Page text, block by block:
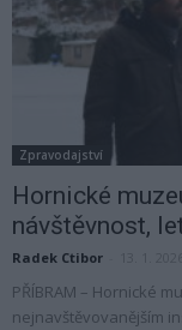
Zpravodajství
Hornické
návštěvnost,
Radek Ctibor
PŘÍBRAM – Hornické
nejnavštěvovanějším